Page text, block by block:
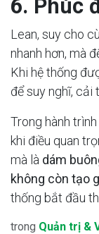
6. Phúc
Lean, suy cho
nhanh hơn, mà
Khi hệ thống
để suy nghĩ, cải
Trong hành
khi điều quan
mà là dám
không còn tạo
thống bắt đầu
trong Quản trị &